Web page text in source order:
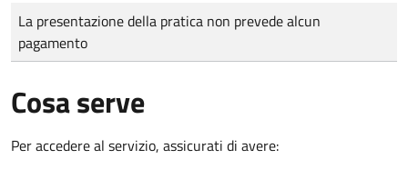
Tipo di pagamento
Importo
La presentazione della pratica non prevede alcun
pagamento
Cosa serve
Per accedere al servizio, assicurati di avere: